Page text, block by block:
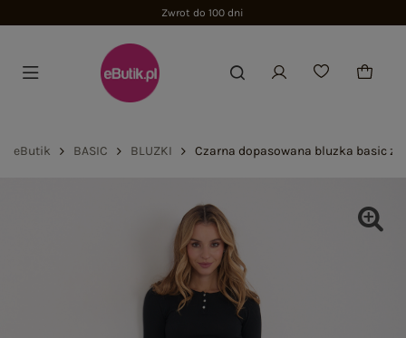
Zwrot do 100 dni
eButik BASIC BLUZKI Czarna dopasowana bluzka basic z